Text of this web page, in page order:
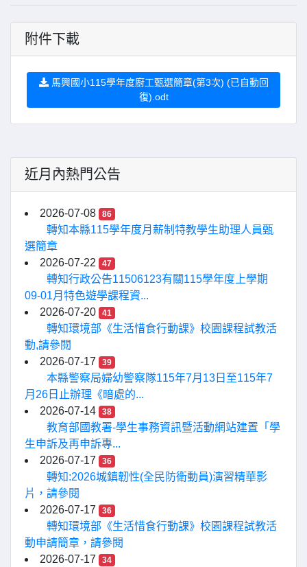
附件下載
馬興國小115學年度廚工甄選簡章(第3次) (已自動回
復).odt
近月內熱門公告
2026-07-08 86
轉知本縣115學年度月薪制特教學生助理人員甄
選簡章
2026-07-22
47
轉知行政公告11506123有關115學年度上學期
09-01月特色遊學課程資...
2026-07-20
41
轉知環境部《生活惜食行動課》校園課程試教活
動,請參閱
2026-07-17
39
本縣警察局婦幼警察隊115年7月13日至115年7
月26日止辦理《暗處的...
2026-07-14
38
教育部國教署-學生事務資訊暨活動網站建置「學
生申訴及再申訴專...
2026-07-17
36
轉知:2026城鎮韌性(全民防衛動員)演習精華影
片，請參閱
2026-07-17
36
轉知環境部《生活惜食行動課》校園課程試教活
動申請簡章，請參閱
2026-07-17
34